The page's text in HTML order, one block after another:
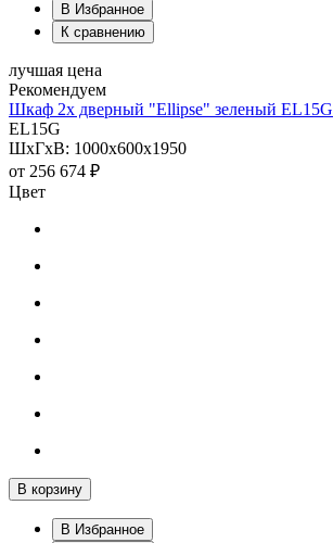
В Избранное
К сравнению
лучшая цена
Рекомендуем
Шкаф 2х дверный "Ellipse" зеленый EL15G
EL15G
ШхГхВ: 1000х600х1950
от 256 674 ₽
Цвет
В корзину
В Избранное